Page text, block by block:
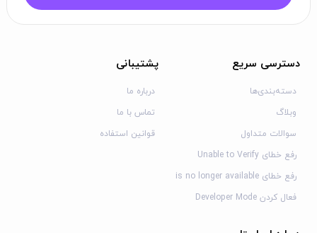
دسترسی سریع
دسته‌بندی‌ها
وبلاگ
سوالات متداول
رفع خطای Unable to Verify
رفع خطای is no longer available
فعال کردن Developer Mode
پشتیبانی
درباره ما
تماس با ما
قوانین استفاده